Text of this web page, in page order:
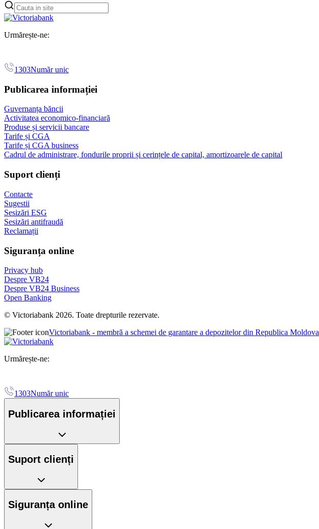
Urmărește-ne:
1303Număr unic
Publicarea informației
Guvernanța băncii
Activitatea economico-financiară
Produse și servicii bancare
Tarife și CGA
Tarife și CGA business
Cadrul de administrare, fondurile proprii și cerințele de capital, amortizoarele de capital
Suport clienți
Contacte
Sugestii
Sesizări ESG
Sesizări antifraudă
Reclamații
Siguranța online
Privacy hub
Despre VB24
Despre VB24 Business
Open Banking
© Victoriabank 2026. Toate drepturile rezervate.
Victoriabank - membră a schemei de garantare a depozitelor din Republica Moldova
Urmărește-ne:
1303Număr unic
Publicarea informației
Suport clienți
Siguranța online